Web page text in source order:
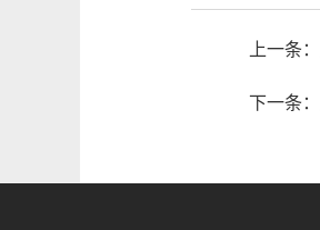
上一条：
下一条：